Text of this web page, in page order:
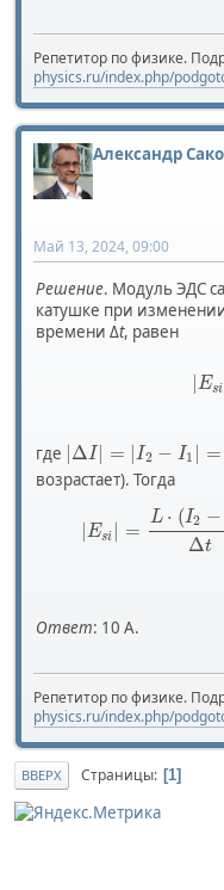
Репетитор по физике.
physics.ru/index.php/
Александр
Май 13, 2024, 09:00
Решение. Модуль ЭДС
катушке при
времени Δt, равен
Esi
где |ΔI| = |I2 − I1 | =
возрастает). Тогда
Esi =
L ⋅ (I2 −
Δt
Ответ: 10 А.
Репетитор по физике.
physics.ru/index.php/
ВВЕРХ Страницы 1